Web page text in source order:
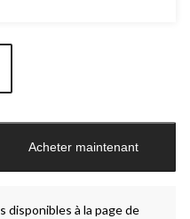
Acheter maintenant
disponibles à la page de